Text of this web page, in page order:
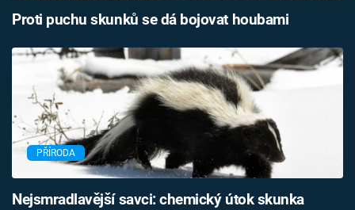
Proti puchu skunků se dá bojovat houbami
PŘÍRODA
Nejsmradlavější savci: chemický útok skunka